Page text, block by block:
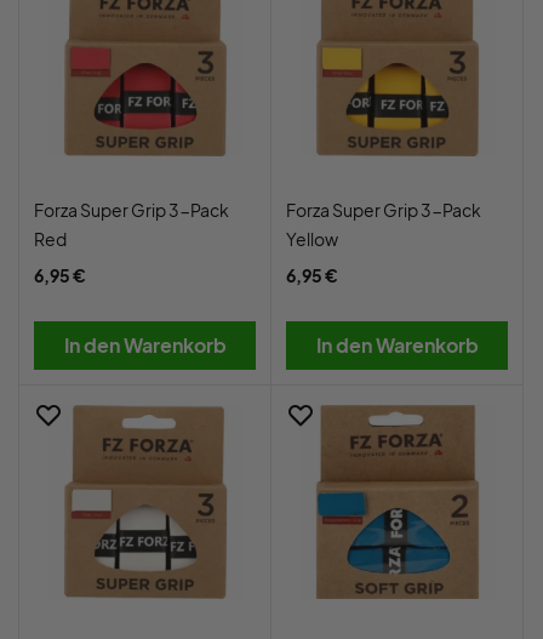
Forza Super Grip 3-Pack
Red
6,95 €
In den Warenkorb
Forza Super Grip 3-Pack
Yellow
6,95 €
In den Warenkorb